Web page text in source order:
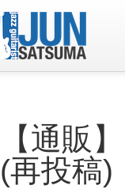
Live Schedule
Discography
【通販
(再投稿)